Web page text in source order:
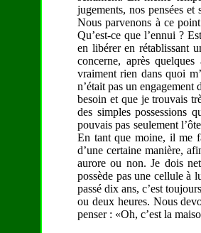
jugements, nos pensées
Nous parvenons à ce
Qu’est-ce que l’ennui ?
en libérer en rétablissant
concerne, après
vraiment rien dans quoi
n’était pas un engagement
besoin et que je trouvais
des simples possessions
pouvais pas seulement
En tant que moine, il me
d’une certaine manière,
aurore ou non. Je dois
possède pas une cellule à
passé dix ans, c’est
ou deux heures. Nous
penser : «Oh, c’est la